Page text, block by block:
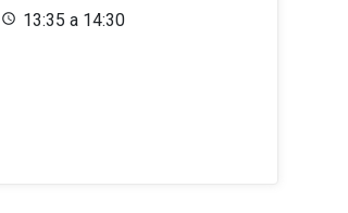
13:35 a 14:30